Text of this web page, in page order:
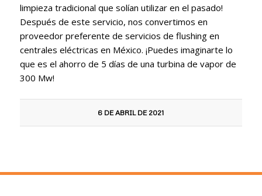
limpieza tradicional que solían utilizar en el pasado!
Después de este servicio, nos convertimos en
proveedor preferente de servicios de flushing en
centrales eléctricas en México. ¡Puedes imaginarte lo
que es el ahorro de 5 días de una turbina de vapor de
300 Mw!
6 DE ABRIL DE 2021